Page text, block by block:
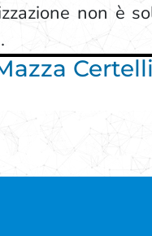
non è
Certelli